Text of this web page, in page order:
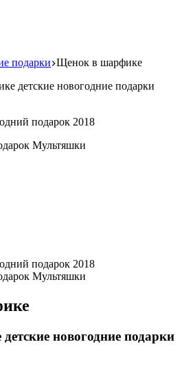
подарки Щенок в шарфике
новогодние подарки